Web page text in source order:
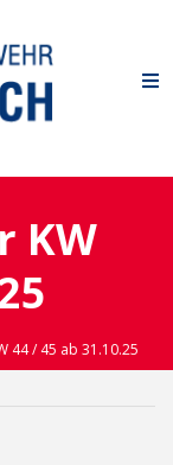
KW
44 / 45 ab 31.10.25